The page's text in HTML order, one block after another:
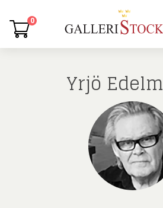
0
Yrjö